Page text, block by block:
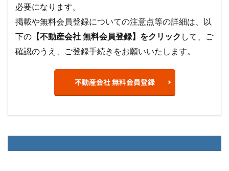
必要になります。
掲載や無料会員登録についての注意点等の詳細は、以
下の 【不動産会社 無料会員登録】をクリック して、ご
確認のうえ、ご登録手続きをお願いいたします。
不動産会社 無料会員登録